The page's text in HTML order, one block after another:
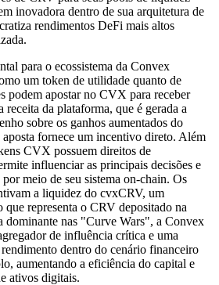
inovadora dentro de sua arquitetura de
rendimentos DeFi mais altos
para o ecossistema da Convex
um token de utilidade quanto de
podem apostar no CVX para receber
da plataforma, que é gerada a
sobre os ganhos aumentados do
aposta fornece um incentivo direto. Além
CVX possuem direitos de
influenciar as principais decisões e
meio de seu sistema on-chain. Os
a liquidez do cvxCRV, um
que representa o CRV depositado na
dominante nas "Curve Wars", a Convex
de influência crítica e uma
dentro do cenário financeiro
aumentando a eficiência do capital e
ativos digitais.